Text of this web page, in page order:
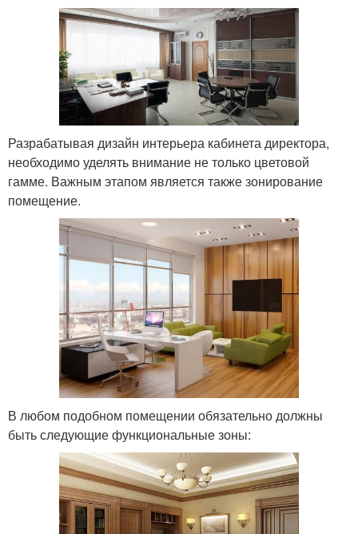
Разрабатывая дизайн интерьера кабинета директора,
необходимо уделять внимание не только цветовой
гамме. Важным этапом является также зонирование
помещение.
В любом подобном помещении обязательно должны
быть следующие функциональные зоны: